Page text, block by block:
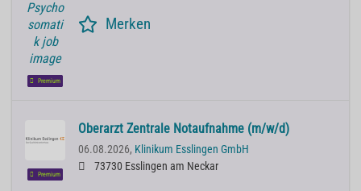
Premium
Merken
Premium
Oberarzt Zentrale Notaufnahme (m/w/d)
06.08.2026, Klinikum Esslingen GmbH
73730 Esslingen am Neckar